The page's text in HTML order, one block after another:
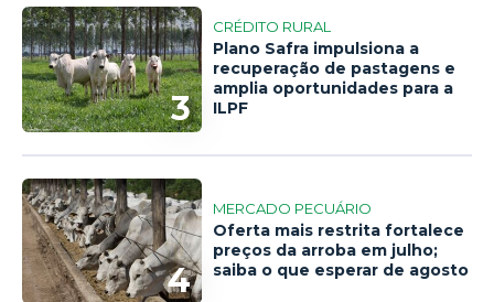
3
CRÉDITO RURAL
Plano Safra impulsiona a
recuperação de pastagens e
amplia oportunidades para a
ILPF
4
MERCADO PECUÁRIO
Oferta mais restrita fortalece
preços da arroba em julho;
saiba o que esperar de agosto